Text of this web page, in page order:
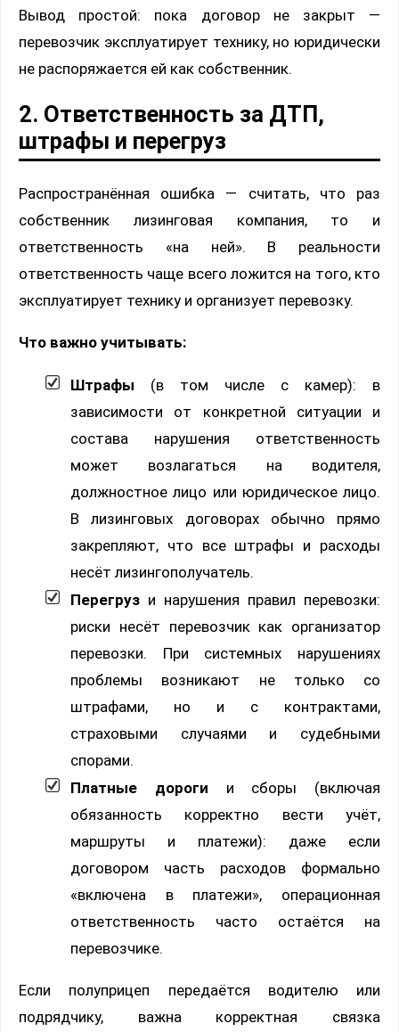
Вывод простой: пока договор не закрыт —
перевозчик эксплуатирует технику, но юридически
не распоряжается ей как собственник.
2. Ответственность за ДТП,
штрафы и перегруз
Распространённая ошибка — считать, что раз
собственник лизинговая компания, то и
ответственность «на ней». В реальности
ответственность чаще всего ложится на того, кто
эксплуатирует технику и организует перевозку.
Что важно учитывать:
Штрафы (в том числе с камер): в
зависимости от конкретной ситуации и
состава нарушения ответственность
может возлагаться на водителя,
должностное лицо или юридическое лицо.
В лизинговых договорах обычно прямо
закрепляют, что все штрафы и расходы
несёт лизингополучатель.
Перегруз и нарушения правил перевозки:
риски несёт перевозчик как организатор
перевозки. При системных нарушениях
проблемы возникают не только со
штрафами, но и с контрактами,
страховыми случаями и судебными
спорами.
Платные дороги и сборы (включая
обязанность корректно вести учёт,
маршруты и платежи): даже если
договором часть расходов формально
«включена в платежи», операционная
ответственность часто остаётся на
перевозчике.
Если полуприцеп передаётся водителю или
подрядчику, важна корректная связка